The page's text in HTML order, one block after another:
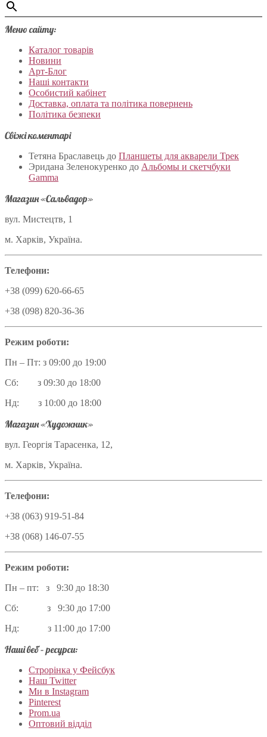
Меню сайту:
Каталог товарів
Новини
Арт-Блог
Наші контакти
Особистий кабінет
Доставка, оплата та політика повернень
Політика безпеки
Свіжі коментарі
Тетяна Браславець до Планшеты для акварели Трек
Эридана Зеленокуренко до Альбомы и скетчбуки
Gamma
Магазин «Сальвадор»
вул. Мистецтв, 1
м. Харків, Україна.
Телефони:
+38 (099) 620-66-65
+38 (098) 820-36-36
Режим роботи:
Пн – Пт: з 09:00 до 19:00
Сб: з 09:30 до 18:00
Нд: з 10:00 до 18:00
Магазин «Художник»
вул. Георгія Тарасенка, 12,
м. Харків, Україна.
Телефони:
+38 (063) 919-51-84
+38 (068) 146-07-55
Режим роботи:
Пн – пт: з 9:30 до 18:30
Сб: з 9:30 до 17:00
Нд: з 11:00 до 17:00
Наші веб – ресурси:
Строрінка у Фейсбук
Наш Twitter
Ми в Instagram
Pinterest
Prom.ua
Оптовий відділ